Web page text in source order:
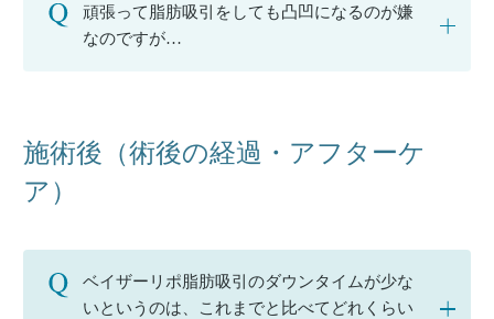
頑張って脂肪吸引をしても凸凹になるのが嫌
なのですが…
施術後（術後の経過・アフターケ
ア）
ベイザーリポ脂肪吸引のダウンタイムが少な
いというのは、これまでと比べてどれくらい